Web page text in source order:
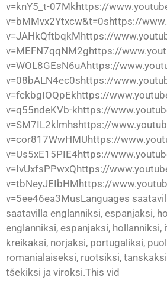
v=knY5_t-07Mkhttps://
v=bMMvx2Ytxcw&t=0shttps://
v=JAHkQftbqkMhttps://
v=MEFN7qqNM2ghttps://
v=WOL8GEsN6uAhttps://
v=08bALN4ec0shttps://
v=fckbgIOQpEkhttps://
v=q55ndeKVb-khttps://
v=SM7IL2klmhshttps://
v=cor817WwHMUhttps://
v=Us5xE15PIE4https://
v=IvUxfsPPwxQhttps://
v=tbNeyJEIbHMhttps://
v=5ee46ea3MusLanguages
saatavilla englanniksi, espanjaksi,
englanniksi, espanjaksi, hollanniksi,
kreikaksi, norjaksi, portugaliksi,
romanialaiseksi, ruotsiksi,
tšekiksi ja viroksi.This vid